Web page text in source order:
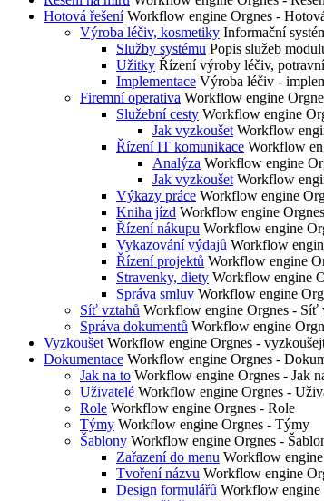
Hotová řešení Workflow engine Orgnes -
Výroba léčiv, kosmetiky Informační
Služby systému Popis služeb
Užitky Řízení výroby léčiv,
Implementace Výroba léčiv -
Firemní operativa Workflow engine
Služební cesty Workflow engine
Jak vyzkoušet Workflow
Řízení IT komunikace Workflow
Analýza Workflow engine
Jak vyzkoušet Workflow
Výkazy práce Workflow engine
Kniha jízd Workflow engine
Řízení nákupu Workflow engine
Vykazování výdajů Workflow
Řízení projektů Workflow engine
Stravenky, diety Workflow engine
Správa smluv Workflow engine
Síť vztahů Workflow engine Orgnes - Síť
Správa dokumentů Workflow engine
Vyzkoušet Workflow engine Orgnes -
Dokumentace Workflow engine Orgnes -
Jak na to Workflow engine Orgnes - Jak
Uživatelé Workflow engine Orgnes -
Role Workflow engine Orgnes - Role
Týmy Workflow engine Orgnes - Týmy
Šablony Workflow engine Orgnes -
Zařazení do menu Workflow
Tvoření názvu Workflow engine
Design formulářů Workflow engine